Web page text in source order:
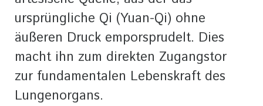
ursprüngliche Qi (Yuan-Qi) ohne
äußeren Druck emporsprudelt. Dies
macht ihn zum direkten Zugangstor
zur fundamentalen Lebenskraft des
Lungenorgans.